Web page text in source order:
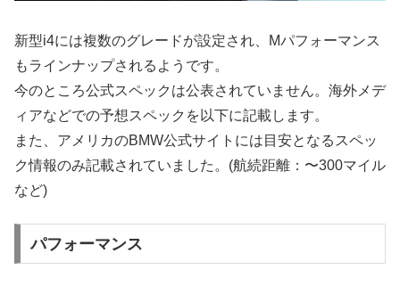
新型i4には複数のグレードが設定され、Mパフォーマンス
もラインナップされるようです。
今のところ公式スペックは公表されていません。海外メデ
ィアなどでの予想スペックを以下に記載します。
また、アメリカのBMW公式サイトには目安となるスペッ
ク情報のみ記載されていました。(航続距離：〜300マイル
など)
パフォーマンス